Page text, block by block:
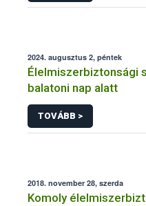
2024. augusztus 2, péntek
Élelmiszerbiztonsági
balatoni nap alatt
TOVÁBB >
2018. november 28, szerda
Komoly